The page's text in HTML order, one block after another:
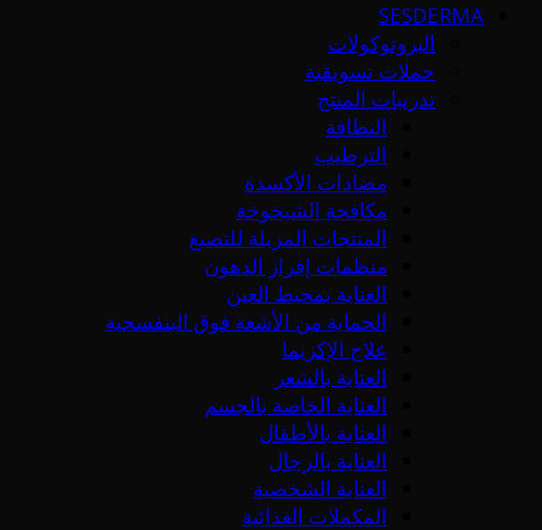
SESDERMA
البروتوكولات
حملات تسويقية
تدريبات المنتج
النظافة
الترطيب
مضادات الأكسدة
مكافحة الشيخوخة
المنتجات المزيلة للتصبغ
منظمات إفراز الدهون
العناية بمحيط العين
الحماية من الأشعة فوق البنفسجية
علاج الإكزيما
العناية بالشعر
العناية الخاصة بالجسم
العناية بالأطفال
العناية بالرجال
العناية الشخصية
المكملات الغذائية